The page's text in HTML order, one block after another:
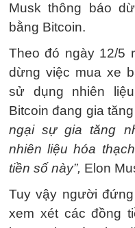
Musk thông báo
bằng Bitcoin.
Theo đó ngày 12/5
dừng việc mua xe
sử dụng nhiên
Bitcoin đang gia
ngại sự gia tăng
nhiên liệu hóa
tiền số này”, Elon
Tuy vậy người
xem xét các đồng